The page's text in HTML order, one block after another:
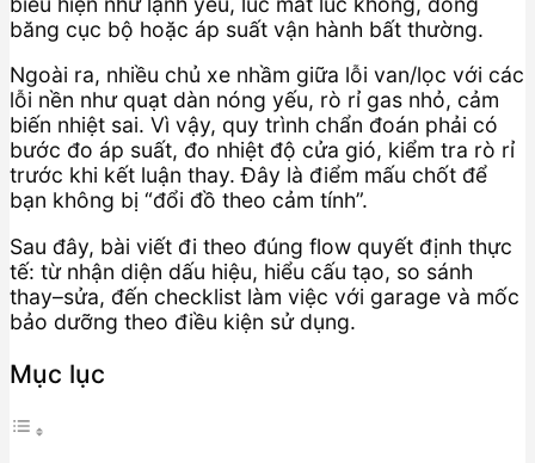
băng cục bộ hoặc áp suất vận hành bất thường.
Ngoài ra, nhiều chủ xe nhầm giữa lỗi van/lọc với các
lỗi nền như quạt dàn nóng yếu, rò rỉ gas nhỏ, cảm
biến nhiệt sai. Vì vậy, quy trình chẩn đoán phải có
bước đo áp suất, đo nhiệt độ cửa gió, kiểm tra rò rỉ
trước khi kết luận thay. Đây là điểm mấu chốt để
bạn không bị “đổi đồ theo cảm tính”.
Sau đây, bài viết đi theo đúng flow quyết định thực
tế: từ nhận diện dấu hiệu, hiểu cấu tạo, so sánh
thay–sửa, đến checklist làm việc với garage và mốc
bảo dưỡng theo điều kiện sử dụng.
Mục lục